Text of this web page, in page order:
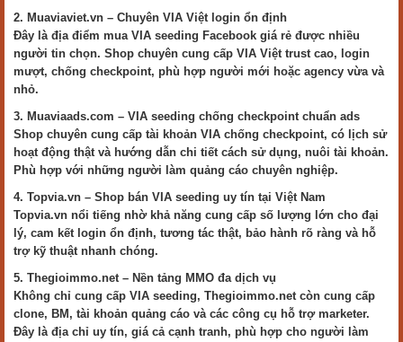
2. Muaviaviet.vn – Chuyên VIA Việt login ổn định
Đây là địa điểm mua VIA seeding Facebook giá rẻ được nhiều
người tin chọn. Shop chuyên cung cấp VIA Việt trust cao, login
mượt, chống checkpoint, phù hợp người mới hoặc agency vừa và
nhỏ.
3. Muaviaads.com – VIA seeding chống checkpoint chuẩn ads
Shop chuyên cung cấp tài khoản VIA chống checkpoint, có lịch sử
hoạt động thật và hướng dẫn chi tiết cách sử dụng, nuôi tài khoản.
Phù hợp với những người làm quảng cáo chuyên nghiệp.
4. Topvia.vn – Shop bán VIA seeding uy tín tại Việt Nam
Topvia.vn nổi tiếng nhờ khả năng cung cấp số lượng lớn cho đại
lý, cam kết login ổn định, tương tác thật, bảo hành rõ ràng và hỗ
trợ kỹ thuật nhanh chóng.
5. Thegioimmo.net – Nền tảng MMO đa dịch vụ
Không chỉ cung cấp VIA seeding, Thegioimmo.net còn cung cấp
clone, BM, tài khoản quảng cáo và các công cụ hỗ trợ marketer.
Đây là địa chỉ uy tín, giá cả cạnh tranh, phù hợp cho người làm